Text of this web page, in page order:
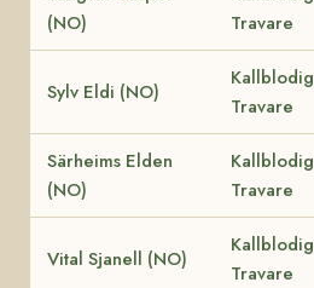
(NO)
Travare
Sylv Eldi (NO)
Kallblodig
Travare
Särheims Elden
(NO)
Kallblodig
Travare
Vital Sjanell (NO)
Kallblodig
Travare